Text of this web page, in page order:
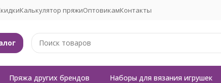
Калькулятор пряжиОптовикамКонтакты
Пряжа других брендов Наборы для вязания игрушек